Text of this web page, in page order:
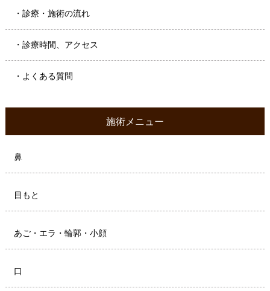
・診療・施術の流れ
・診療時間、アクセス
・よくある質問
施術メニュー
鼻
目もと
あご・エラ・輪郭・小顔
口